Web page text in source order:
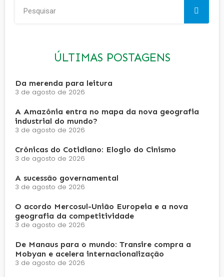
ÚLTIMAS POSTAGENS
Da merenda para leitura
3 de agosto de 2026
A Amazônia entra no mapa da nova geografia
industrial do mundo?
3 de agosto de 2026
Crônicas do Cotidiano: Elogio do Cinismo
3 de agosto de 2026
A sucessão governamental
3 de agosto de 2026
O acordo Mercosul-União Europeia e a nova
geografia da competitividade
3 de agosto de 2026
De Manaus para o mundo: Transire compra a
Mobyan e acelera internacionalização
3 de agosto de 2026